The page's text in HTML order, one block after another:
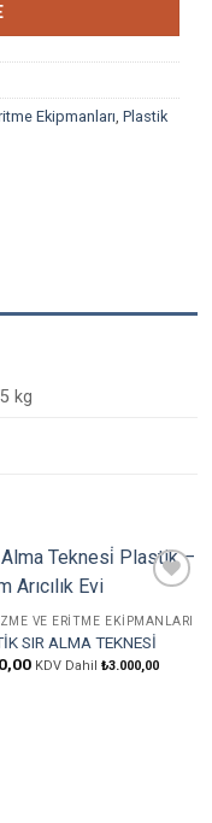
Ekipmanları, Plastik
kg
Ekle
VE ERITME EKIPMANLARI
SIR ALMA TEKNESİ
KDV Dahil ₺3.000,00